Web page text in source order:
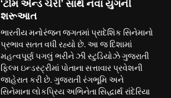
‘ટોમ એન્ડ ચેરી’ સાથે નવા યુગની
શરૂઆત
ભારતીય મનોરંજન જગતમાં પ્રાદેશિક સિનેમાનો
પ્રભાવ સતત વધી રહ્યો છે. આ જ દિશામાં
મહત્વપૂર્ણ પગલું ભરીને ઝી સ્ટુડિયોઝે ગુજરાતી
ફિલ્મ ઇન્ડસ્ટ્રીમાં પોતાના સત્તાવાર પ્રવેશની
જાહેરાત કરી છે. ગુજરાતી રંગભૂમિ અને
સિનેમાના લોકપ્રિય અભિનેતા સિદ્ધાર્થ રાંદેરિયા